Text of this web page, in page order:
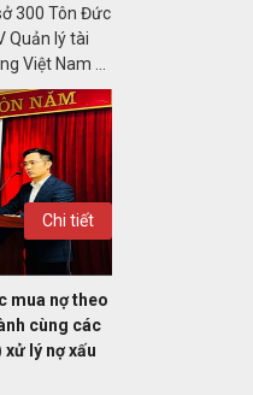
300 Tôn Đức
Quản lý tài
Việt Nam ...
Chi tiết
mua nợ theo
cùng các
lý nợ xấu